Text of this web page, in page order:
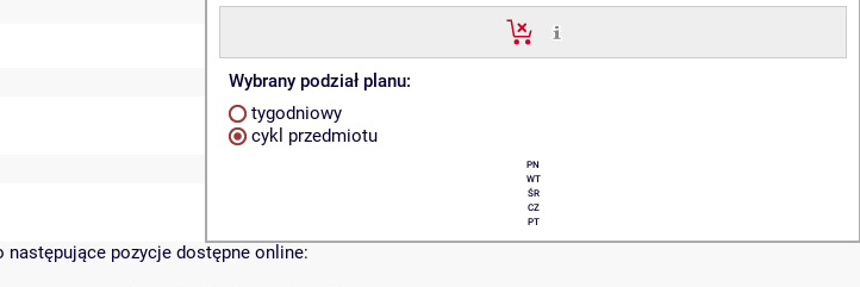
Wybrany podział planu:
tygodniowy
cykl przedmiotu
PN
WT
ŚR
CZ
PT
następujące pozycje dostępne online: